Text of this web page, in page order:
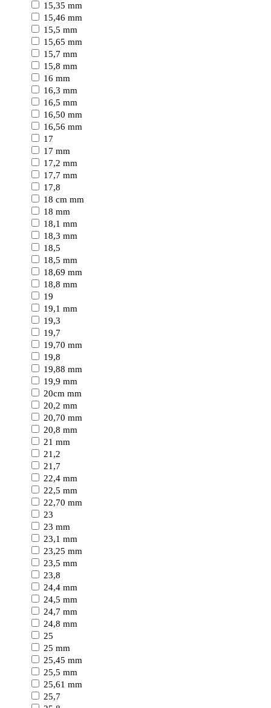
15,35 mm
15,46 mm
15,5 mm
15,65 mm
15,7 mm
15,8 mm
16 mm
16,3 mm
16,5 mm
16,50 mm
16,56 mm
17
17 mm
17,2 mm
17,7 mm
17,8
18 cm mm
18 mm
18,1 mm
18,3 mm
18,5
18,5 mm
18,69 mm
18,8 mm
19
19,1 mm
19,3
19,7
19,70 mm
19,8
19,88 mm
19,9 mm
20cm mm
20,2 mm
20,70 mm
20,8 mm
21 mm
21,2
21,7
22,4 mm
22,5 mm
22,70 mm
23
23 mm
23,1 mm
23,25 mm
23,5 mm
23,8
24,4 mm
24,5 mm
24,7 mm
24,8 mm
25
25 mm
25,45 mm
25,5 mm
25,61 mm
25,7